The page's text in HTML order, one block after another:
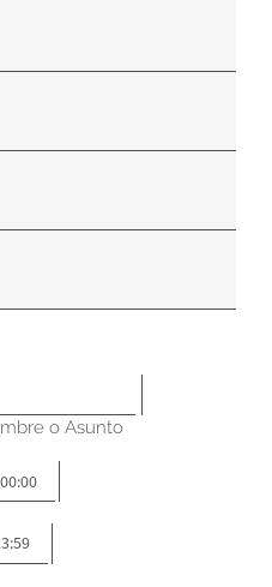
o Asunto